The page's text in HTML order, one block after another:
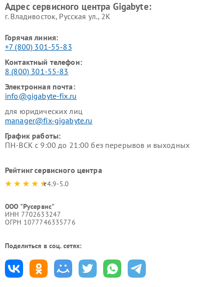
Адрес сервисного центра Gigabyte:
г. Владивосток, Русская ул., 2К
Горячая линия:
+7 (800) 301-55-83
Контактный телефон:
8 (800) 301-55-83
Электронная почта:
info@gigabyte-fix.ru
для юридических лиц
manager@fix-gigabyte.ru
График работы:
ПН-ВСК с 9:00 до 21:00 без перерывов и выходных
Рейтинг сервисного центра
4.9-5.0
ООО "Русервис"
ИНН 7702633247
ОГРН 1077746335776
Поделиться в соц. сетях: